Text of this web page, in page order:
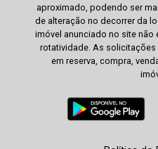
aproximado, podendo ser
de alteração no decorrer da
imóvel anunciado no site
rotatividade. As
em reserva, compra,